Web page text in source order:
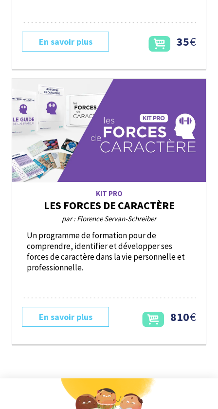
En savoir plus 35€
KIT PRO
LES FORCES DE CARACTÈRE
par : Florence Servan-Schreiber
Un programme de formation pour de
comprendre, identifier et développer ses
forces de caractère dans la vie personnelle et
professionnelle.
En savoir plus 810€